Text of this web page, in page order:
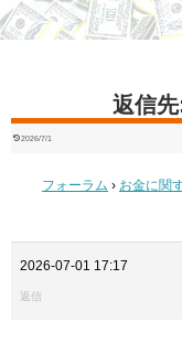
返信
2026/7/1
フォーラム › お金に関
2026-07-01 17:17
返信